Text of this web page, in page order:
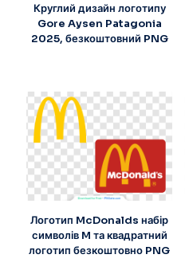
Круглий дизайн логотипу
Gore Aysen Patagonia
2025, безкоштовний PNG
Логотип McDonalds набір
символів M та квадратний
логотип безкоштовно PNG